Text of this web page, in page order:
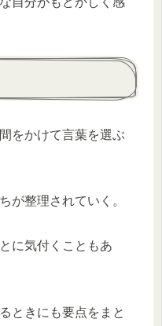
をかけて言葉を選ぶ
が整理されていく。
に気付くこともあ
ときにも要点をまと